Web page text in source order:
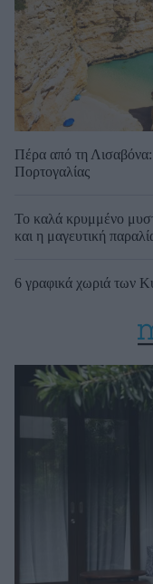
Πέρα από τη Λισαβόνα:
Πορτογαλίας
Το καλά κρυμμένο
και η μαγευτική
6 γραφικά χωριά των